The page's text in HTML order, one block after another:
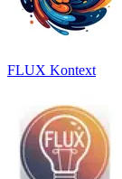
FLUX Kontext